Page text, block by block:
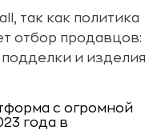
так как политика
отбор продавцов:
и изделия
с огромной
года в